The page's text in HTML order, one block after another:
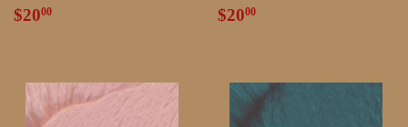
Precio
$2000
Precio
$2000